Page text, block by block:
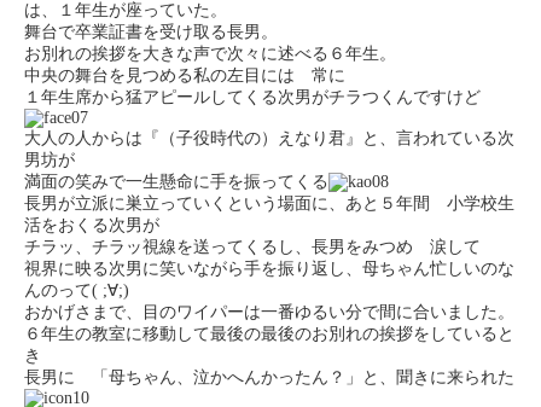
は、１年生が座っていた。
舞台で卒業証書を受け取る長男。
お別れの挨拶を大きな声で次々に述べる６年生。
中央の舞台を見つめる私の左目には 常に
１年生席から猛アピールしてくる次男がチラつくんですけど
大人の人からは『（子役時代の）えなり君』と、言われている次
男坊が
満面の笑みで一生懸命に手を振ってくる
長男が立派に巣立っていくという場面に、あと５年間 小学校生
活をおくる次男が
チラッ、チラッ視線を送ってくるし、長男をみつめ 涙して
視界に映る次男に笑いながら手を振り返し、母ちゃん忙しいのな
んのって( ;∀;)
おかげさまで、目のワイパーは一番ゆるい分で間に合いました。
６年生の教室に移動して最後の最後のお別れの挨拶をしていると
き
長男に 「母ちゃん、泣かへんかったん？」と、聞きに来られた